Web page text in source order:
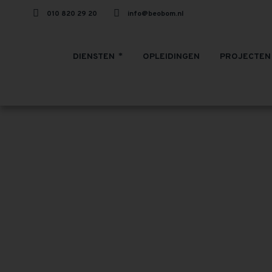
010 820 29 20 info@beobom.nl
DIENSTEN OPLEIDINGEN PROJECTEN